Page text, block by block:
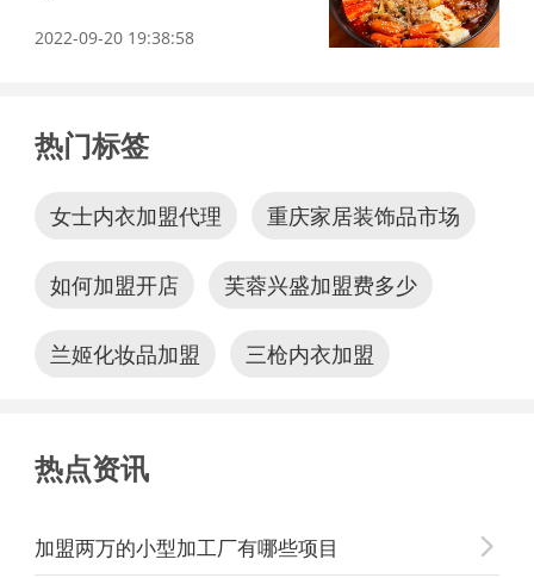
2022-09-20 19:38:58
热门标签
女士内衣加盟代理 重庆家居装饰品市场
如何加盟开店 芙蓉兴盛加盟费多少
兰姬化妆品加盟 三枪内衣加盟
热点资讯
加盟两万的小型加工厂有哪些项目 